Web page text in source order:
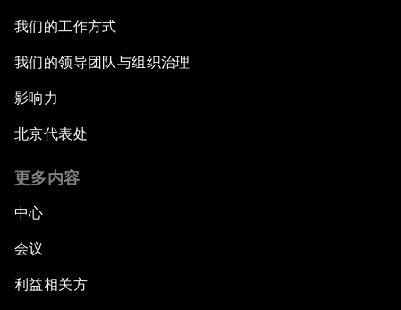
我们的工作方式
我们的领导团队与组织治理
影响力
北京代表处
更多内容
中心
会议
利益相关方